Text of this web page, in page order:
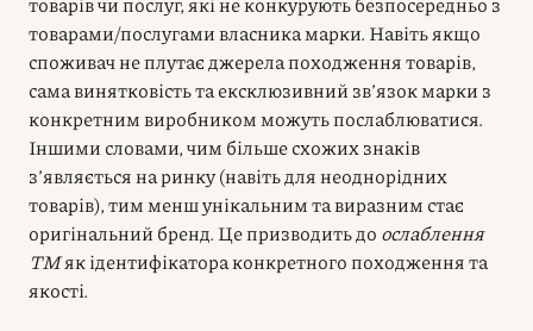
товарами/послугами власника марки. Навіть якщо
споживач не плутає джерела походження товарів,
сама винятковість та ексклюзивний зв’язок марки з
конкретним виробником можуть послаблюватися.
Іншими словами, чим більше схожих знаків
з’являється на ринку (навіть для неоднорідних
товарів), тим менш унікальним та виразним стає
оригінальний бренд. Це призводить до ослаблення
ТМяк ідентифікатора конкретного походження та
якості.